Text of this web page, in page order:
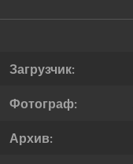
Загрузчик:
Фотограф:
Архив: